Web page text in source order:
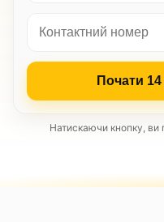
Почати
Натискаючи кнопку, ви